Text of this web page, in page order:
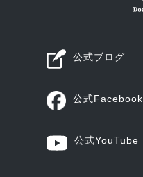
公式ブログ
公式Facebook
公式YouTube